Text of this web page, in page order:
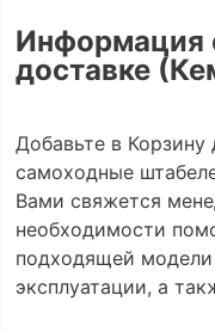
Информация
доставке
Добавьте в Корзину
самоходные
Вами свяжется
необходимости
подходящей
эксплуатации, а